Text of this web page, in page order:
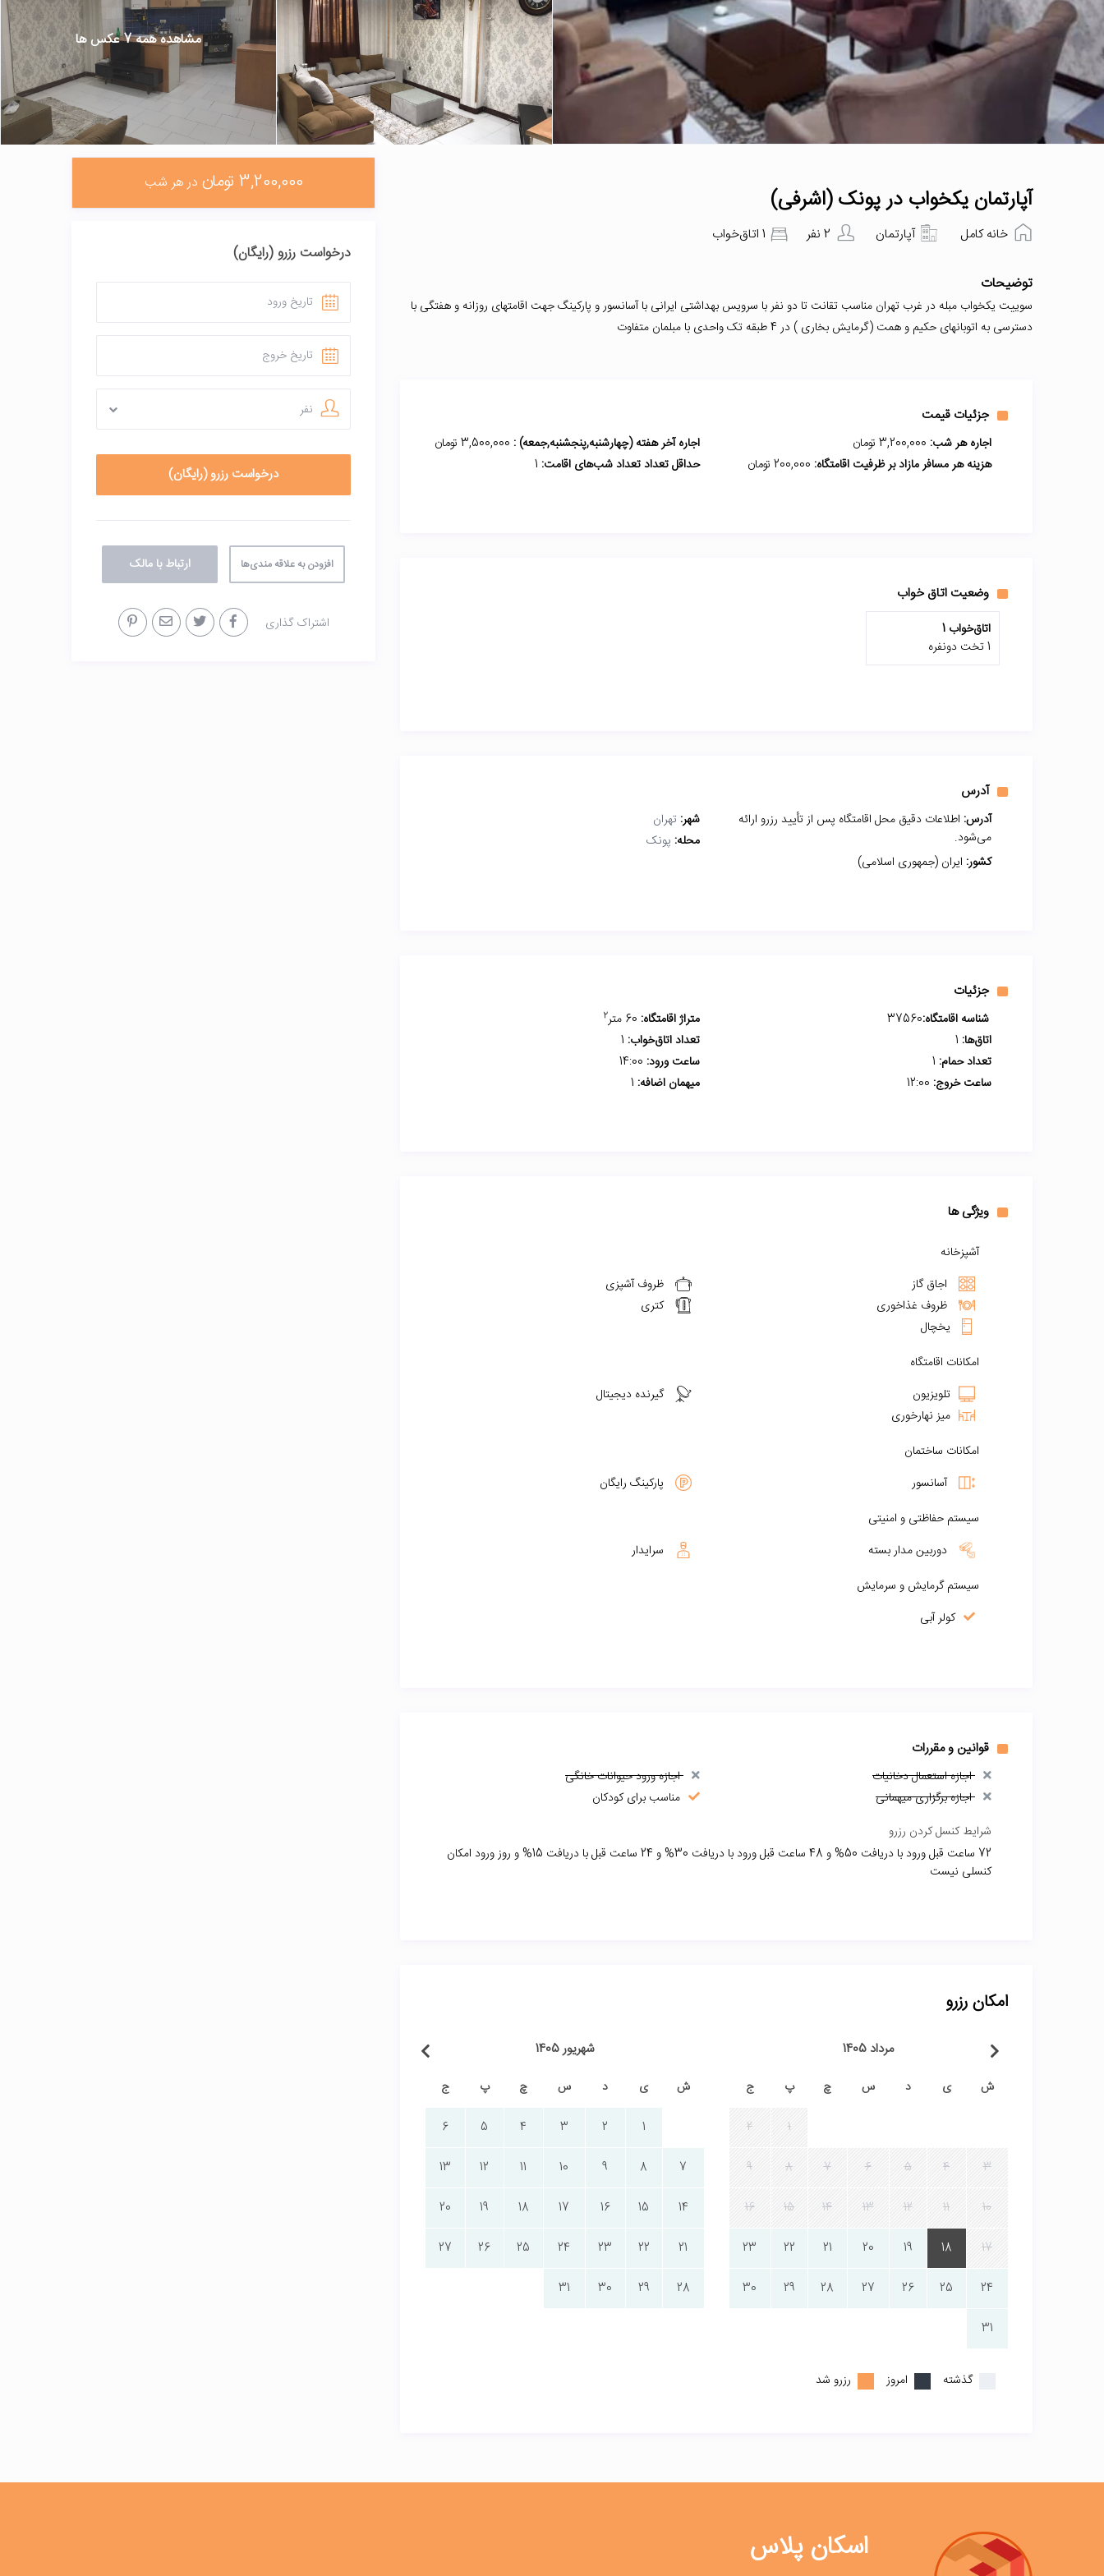
مشاهده همه 7 عکس ها
آپارتمان یکخواب در پونک (اشرفی)
خانه کامل آپارتمان 2 نفر 1 اتاق‌خواب
توضیحات
سوییت یکخواب مبله در غرب تهران مناسب تقانت تا دو نفر با سرویس بهداشتی ایرانی با آسانسور و پارکینگ جهت اقامتهای روزانه و هفتگی با
دسترسی به اتوبانهای حکیم و همت (گرمایش بخاری ) در 4 طبقه تک واحدی با مبلمان متفاوت
جزئیات قیمت
اجاره هر شب: اجاره آخر هفته (چهارشنبه,پنجشنبه,جمعه) :
هزینه هر مسافر مازاد بر ظرفیت اقامتگاه:
حداقل تعداد تعداد شب‌های اقامت:
وضعیت اتاق خواب
اتاق‌خواب 1
1 تخت دونفره
آدرس
آدرس: اطلاعات دقیق محل اقامتگاه پس از تأیید رزرو ارائه
می‌شود.
شهر: تهران
محله: پونک
کشور: ایران (جمهوری اسلامی)
جزئیات
شناسه اقامتگاه:37560 متراژ اقامتگاه: 2
اتاق‌ها: تعداد اتاق‌خواب:
تعداد حمام:
ساعت ورود:
ساعت خروج:
میهمان اضافه:
ویژگی ها
آشپزخانه
اجاق گاز
ظروف آشپزی
ظروف غذاخوری
کتری
یخچال
امکانات اقامتگاه
تلویزیون
گیرنده دیجیتال
میز نهارخوری
امکانات ساختمان
آسانسور
پارکینگ رایگان
سیستم حفاظتی و امنیتی
دوربین مدار بسته
سرایدار
سیستم گرمایش و سرمایش
کولر آبی
قوانین و مقررات
اجازه استعمال دخانیات
اجازه ورود حیوانات خانگی
اجازه برگزاری میهمانی
مناسب برای کودکان
شرایط کنسل کردن رزرو
72 ساعت قبل ورود با دریافت 50% و 48 ساعت قبل ورود با دریافت 30% و 24 ساعت قبل با دریافت 15% و روز ورود امکان
کنسلی نیست
امکان رزرو
مرداد 1405
ش ی د س چ پ ج
1
2
3
4
5
6
7
8
9
10
11
12
13
14
15
16
17
18
19
20
21
22
23
24
25
26
27
28
29
30
31
شهریور 1405
ش ی د س چ پ ج
1
2
3
4
5
6
7
8
9
10
11
12
13
14
15
16
17
18
19
20
21
22
23
24
25
26
27
28
29
30
31
گذشته امروز رزرو شد
3,200,000 تومان در هر شب
درخواست رزرو (رایگان)
نفر
افزودن به علاقه مندی‌ها ارتباط با مالک
اشتراک گذاری
اسکان پلاس